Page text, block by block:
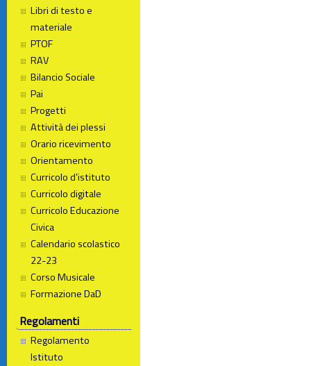
Libri di testo e
materiale
PTOF
RAV
Bilancio Sociale
Pai
Progetti
Attività dei plessi
Orario ricevimento
Orientamento
Curricolo d’istituto
Curricolo digitale
Curricolo Educazione
Civica
Calendario scolastico
22-23
Corso Musicale
Formazione DaD
Regolamenti
Regolamento
Istituto